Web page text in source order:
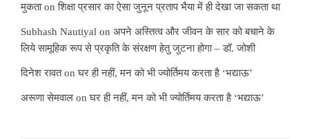
मुकताonशिक्षा प्रसार का ऐसा जुनून प्रताप भैया में ही देखा जा सकता था
Subhash Nautiyal on अपने अस्तित्व और जीवन के सार को बचाने के
लिये सामूहिक रूप से प्रकृति के संरक्षण हेतु जुटना होगा – डॉ. जोशी
दिनेश रावतonघर ही नहीं, मन को भी ज्योर्तिमय करता है ‘भद्याऊ’
अरूणा सेमवाल onघर ही नहीं, मन को भी ज्योर्तिमय करता है ‘भद्याऊ’